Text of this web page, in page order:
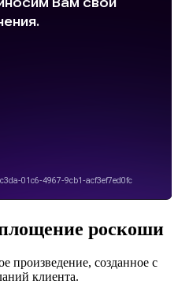
роскоши
произведение, созданное с
клиента.